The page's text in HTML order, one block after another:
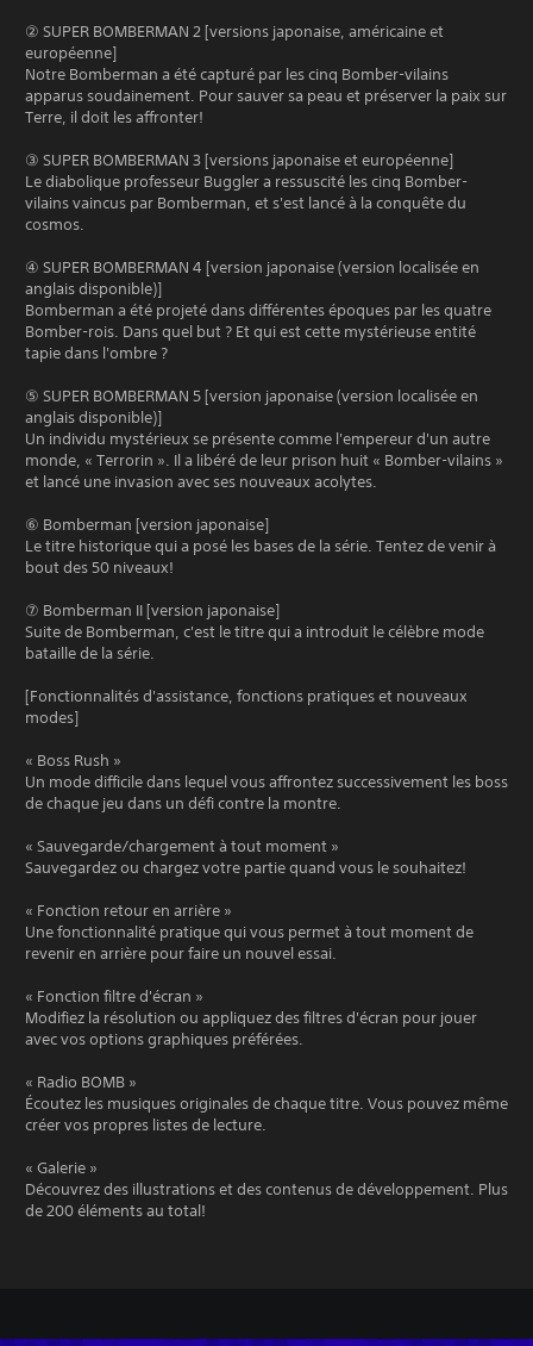
② SUPER BOMBERMAN 2 [versions japonaise, américaine et
européenne]
Notre Bomberman a été capturé par les cinq Bomber-vilains
apparus soudainement. Pour sauver sa peau et préserver la paix sur
Terre, il doit les affronter!
③ SUPER BOMBERMAN 3 [versions japonaise et européenne]
Le diabolique professeur Buggler a ressuscité les cinq Bomber-
vilains vaincus par Bomberman, et s'est lancé à la conquête du
cosmos.
④ SUPER BOMBERMAN 4 [version japonaise (version localisée en
anglais disponible)]
Bomberman a été projeté dans différentes époques par les quatre
Bomber-rois. Dans quel but ? Et qui est cette mystérieuse entité
tapie dans l'ombre ?
⑤ SUPER BOMBERMAN 5 [version japonaise (version localisée en
anglais disponible)]
Un individu mystérieux se présente comme l'empereur d'un autre
monde, « Terrorin ». Il a libéré de leur prison huit « Bomber-vilains »
et lancé une invasion avec ses nouveaux acolytes.
⑥ Bomberman [version japonaise]
Le titre historique qui a posé les bases de la série. Tentez de venir à
bout des 50 niveaux!
⑦ Bomberman II [version japonaise]
Suite de Bomberman, c'est le titre qui a introduit le célèbre mode
bataille de la série.
[Fonctionnalités d'assistance, fonctions pratiques et nouveaux
modes]
« Boss Rush »
Un mode difficile dans lequel vous affrontez successivement les boss
de chaque jeu dans un défi contre la montre.
« Sauvegarde/chargement à tout moment »
Sauvegardez ou chargez votre partie quand vous le souhaitez!
« Fonction retour en arrière »
Une fonctionnalité pratique qui vous permet à tout moment de
revenir en arrière pour faire un nouvel essai.
« Fonction filtre d'écran »
Modifiez la résolution ou appliquez des filtres d'écran pour jouer
avec vos options graphiques préférées.
« Radio BOMB »
Écoutez les musiques originales de chaque titre. Vous pouvez même
créer vos propres listes de lecture.
« Galerie »
Découvrez des illustrations et des contenus de développement. Plus
de 200 éléments au total!